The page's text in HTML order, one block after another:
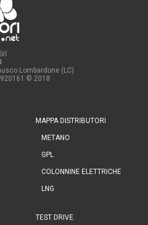
Lombardone (LC)
© 2018
MAPPA DISTRIBUTORI
METANO
GPL
COLONNINE ELETTRICHE
LNG
TEST DRIVE